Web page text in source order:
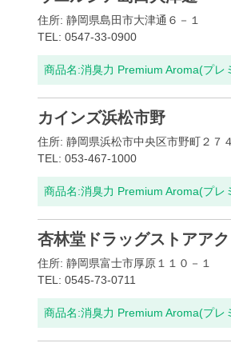
住所: 静岡県島田市大津通６－１
TEL: 0547-33-0900
商品名:消臭力 Premium Aroma(プレ
カインズ浜松市野
住所: 静岡県浜松市中央区市野町２７
TEL: 053-467-1000
商品名:消臭力 Premium Aroma(プレ
杏林堂ドラッグストアア
住所: 静岡県富士市厚原１１０－１
TEL: 0545-73-0711
商品名:消臭力 Premium Aroma(プレ